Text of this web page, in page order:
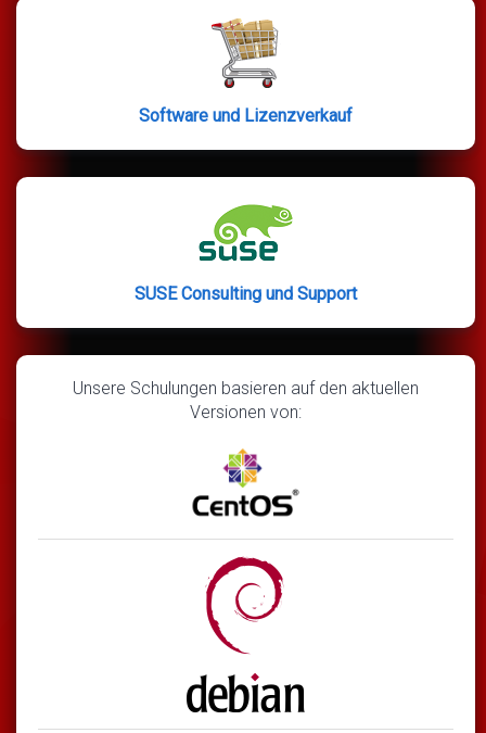
Software und Lizenzverkauf
SUSE Consulting und Support
Unsere Schulungen basieren auf den aktuellen
Versionen von: